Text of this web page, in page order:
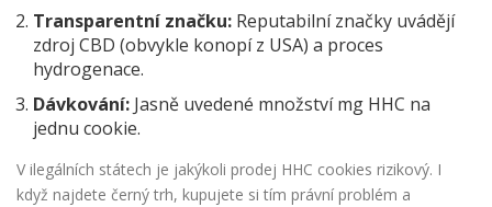
Transparentní značku: Reputabilní značky uvádějí
zdroj CBD (obvykle konopí z USA) a proces
hydrogenace.
Dávkování: Jasně uvedené množství mg HHC na
jednu cookie.
V ilegálních státech je jakýkoli prodej HHC cookies rizikový. I
když najdete černý trh, kupujete si tím právní problém a